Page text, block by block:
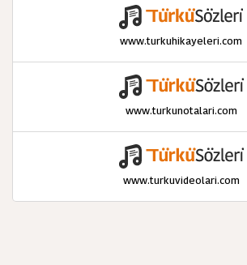
www.turkuhikayeleri.com
www.turkunotalari.com
www.turkuvideolari.com